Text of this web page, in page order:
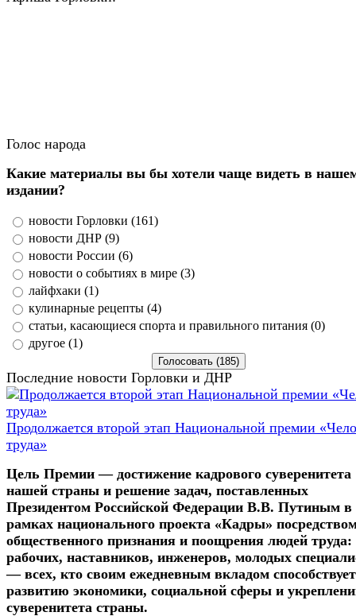
Голос народа
Какие материалы вы бы хотели чаще видеть в
издании?
новости Горловки (161)
новости ДНР (9)
новости России (6)
новости о событиях в мире (3)
лайфхаки (1)
кулинарные рецепты (4)
статьи, касающиеся спорта и правильного питания (0)
другое (1)
Последние новости Горловки и ДНР
Продолжается второй этап Национальной премии
труда»
Цель Премии — достижение кадрового суверенитета
нашей страны и решение задач, поставленных
Президентом Российской Федерации В.В. Путиным в
рамках национального проекта «Кадры»
общественного признания и поощрения людей труда:
рабочих, наставников, инженеров, молодых
— всех, кто своим ежедневным вкладом способствует
развитию экономики, социальной сферы и
суверенитета страны.